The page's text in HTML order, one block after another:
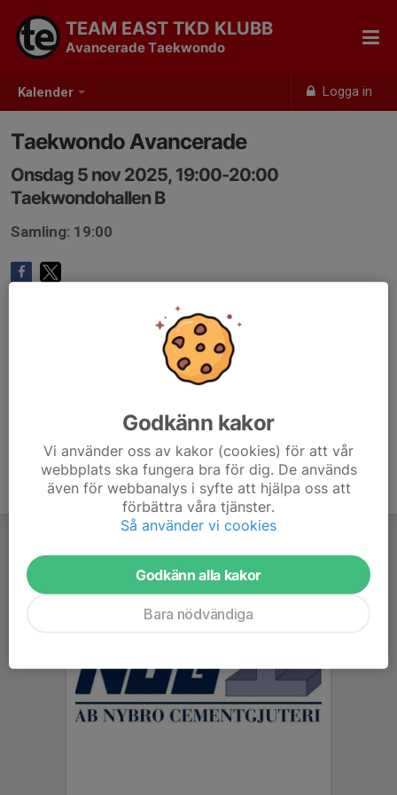
Kalender Logga in
TEAM EAST TKD KLUBB
Avancerade Taekwondo
Taekwondo Avancerade
Onsdag 5 nov 2025, 19:00-20:00
Taekwondohallen B
Samling: 19:00
Godkänn kakor
Vi använder oss av kakor (cookies) för att vår
webbplats ska fungera bra för dig. De används
även för webbanalys i syfte att hjälpa oss att
förbättra våra tjänster.
Så använder vi cookies
Godkänn alla kakor
Bara nödvändiga